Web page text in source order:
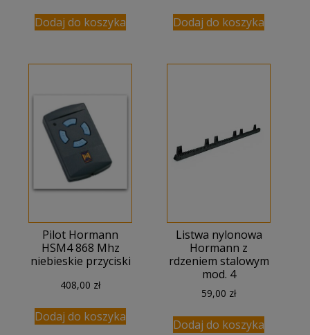
Dodaj do koszyka Dodaj do koszyka
Pilot Hormann
HSM4 868 Mhz
niebieskie przyciski
408,00 zł
Dodaj do koszyka
Listwa nylonowa
Hormann z
rdzeniem stalowym
mod. 4
59,00 zł
Dodaj do koszyka